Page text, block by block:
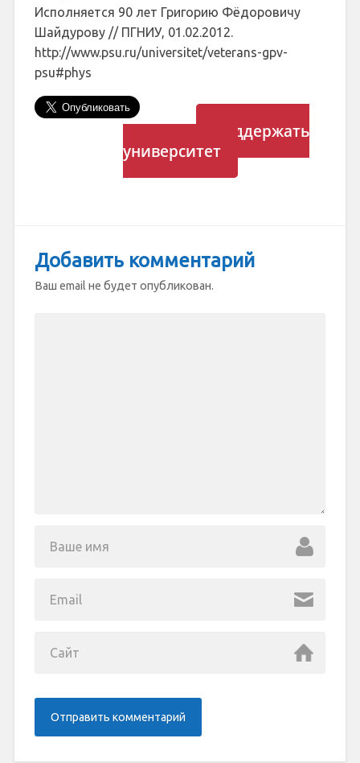
Исполняется 90 лет Григорию Фёдоровичу
Шайдурову // ПГНИУ, 01.02.2012.
http://www.psu.ru/universitet/veterans-gpv-
psu#phys
Поддержать
университет
Добавить комментарий
Ваш email не будет опубликован.